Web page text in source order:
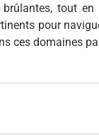
brûlantes, tout
pour
ces domaines